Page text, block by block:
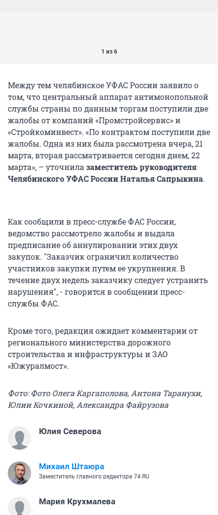
1 из 6
Между тем челябинское УФАС России заявило о
том, что центральный аппарат антимонопольной
службы страны по данным торгам поступили две
жалобы от компаний «Промстройсервис» и
«Стройкоминвест». «По контрактом поступили две
жалобы. Одна из них была рассмотрена вчера, 21
марта, вторая рассматривается сегодня днем, 22
марта», – уточнила заместитель руководителя
Челябинского УФАС России Наталья Сапрыкина.
Как сообщили в пресс-службе ФАС России,
ведомство рассмотрело жалобы и выдала
предписание об аннулировании этих двух
закупок. "Заказчик ограничил количество
участников закупки путем ее укрупнения. В
течение двух недель заказчику следует устранить
нарушения", - говорится в сообщении пресс-
службы ФАС.
Кроме того, редакция ожидает комментарии от
регионального министерства дорожного
строительства и инфраструктуры и ЗАО
«Южуралмост».
Фото: Фото Олега Каргаполова, Антона Таранухи,
Юлии Кочкиной, Александра Файрузова
Юлия Северова
Михаил Штаюра
Заместитель главного редактора 74.RU
Мария Крухмалева